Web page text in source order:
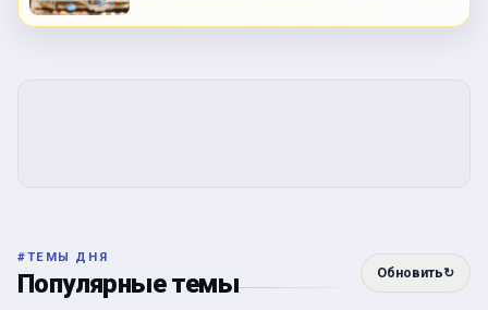
#ТЕМЫ ДНЯ
Популярные темы Обновить↻